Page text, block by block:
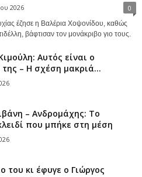
2026 0
έζησε η Βαλέρια Χοψονίδου, καθώς
βάφτισαν τον μονάκριβο γιο τους.
Αυτός είναι ο
– Η σχέση μακριά...
– Ανδρομάχης: Το
που μπήκε στη μέση
του κι έφυγε ο Γιώργος